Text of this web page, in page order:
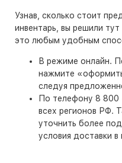
Узнав, сколько стоит
инвентарь, вы решили
это любым удобным
В режиме онлайн.
нажмите «оформить
следуя
По телефону 8
всех регионов РФ.
уточнить более
условия доставки в